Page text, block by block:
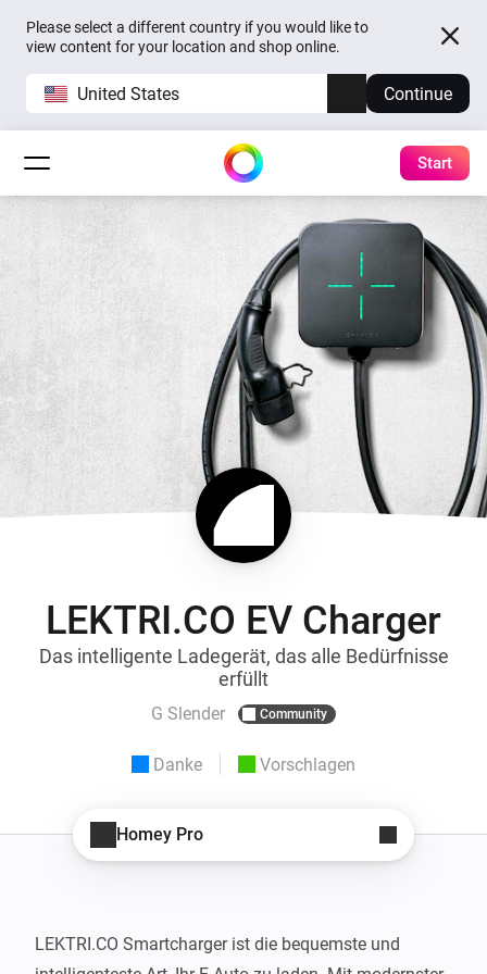
Please select a different country if you would like to
view content for your location and shop online.
United States Continue
Start
LEKTRI.CO EV Charger
Das intelligente Ladegerät, das alle Bedürfnisse
erfüllt
G Slender Community
Danke Vorschlagen
Homey Pro
LEKTRI.CO Smartcharger ist die bequemste und